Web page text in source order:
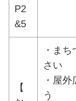
P2
&5
【
・ま
さい
・屋
う